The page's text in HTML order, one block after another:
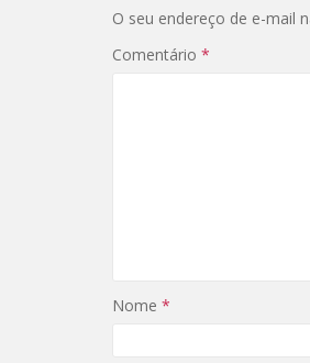
O seu endereço de e-mail
Comentário *
Nome *